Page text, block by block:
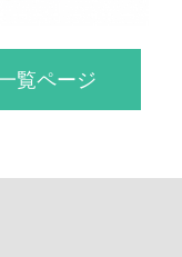
覧ページ